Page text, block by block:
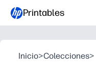
Printables
Inicio>Colecciones>